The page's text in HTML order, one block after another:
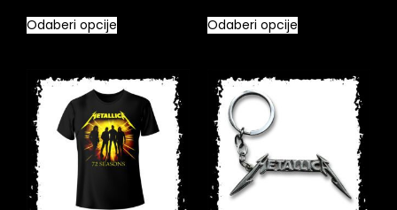
Odaberi opcije Odaberi opcije